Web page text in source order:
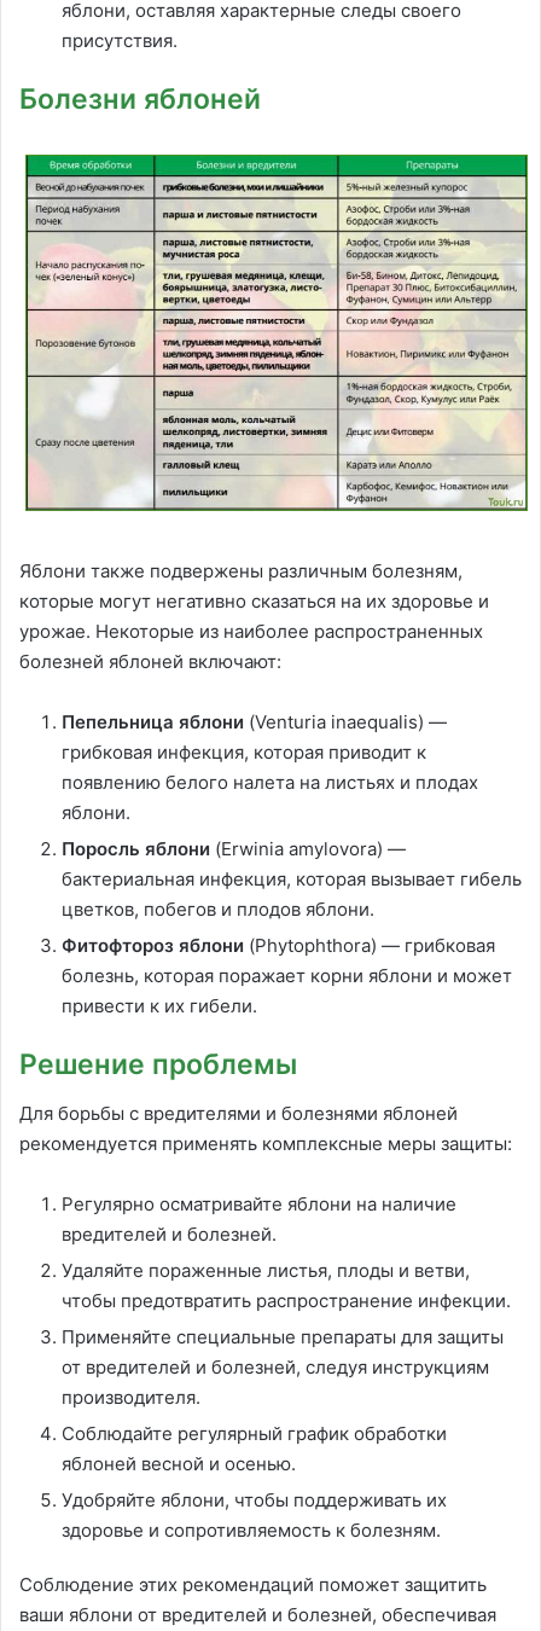
яблони, оставляя характерные следы своего
присутствия.
Болезни яблоней
Яблони также подвержены различным болезням,
которые могут негативно сказаться на их здоровье и
урожае. Некоторые из наиболее распространенных
болезней яблоней включают:
Пепельница яблони (Venturia inaequalis) —
грибковая инфекция, которая приводит к
появлению белого налета на листьях и плодах
яблони.
Поросль яблони (Erwinia amylovora) —
бактериальная инфекция, которая вызывает гибель
цветков, побегов и плодов яблони.
Фитофтороз яблони (Phytophthora) — грибковая
болезнь, которая поражает корни яблони и может
привести к их гибели.
Решение проблемы
Для борьбы с вредителями и болезнями яблоней
рекомендуется применять комплексные меры защиты:
Регулярно осматривайте яблони на наличие
вредителей и болезней.
Удаляйте пораженные листья, плоды и ветви,
чтобы предотвратить распространение инфекции.
Применяйте специальные препараты для защиты
от вредителей и болезней, следуя инструкциям
производителя.
Соблюдайте регулярный график обработки
яблоней весной и осенью.
Удобряйте яблони, чтобы поддерживать их
здоровье и сопротивляемость к болезням.
Соблюдение этих рекомендаций поможет защитить
ваши яблони от вредителей и болезней, обеспечивая